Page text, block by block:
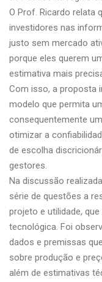
O Prof. Ricardo relata
investidores nas
justo sem mercado
porque eles querem
estimativa mais
Com isso, a proposta
modelo que permita
consequentemente
otimizar a
de escolha
gestores.
Na discussão
série de questões a
projeto e utilidade,
tecnológica. Foi
dados e premissas
sobre produção e
além de estimativas